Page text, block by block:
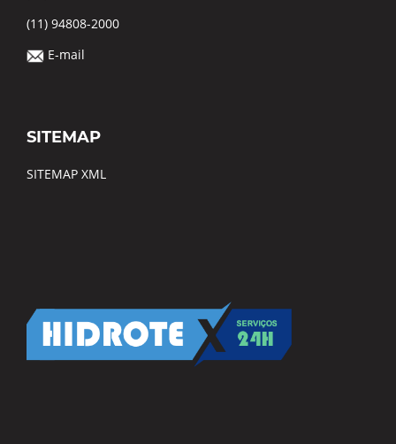
(11) 94808-2000
E-mail
SITEMAP
SITEMAP XML